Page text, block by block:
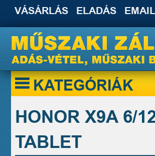
VÁSÁRLÁS ELADÁS
KATEGÓRIÁK
HONOR X9A 6/
TABLET